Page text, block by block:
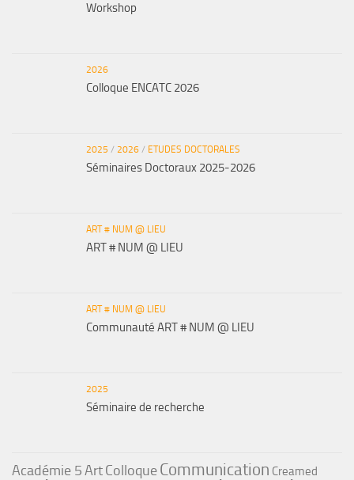
Workshop
2026
Colloque ENCATC 2026
2025 / 2026 / ETUDES DOCTORALES
Séminaires Doctoraux 2025-2026
ART # NUM @ LIEU
ART # NUM @ LIEU
ART # NUM @ LIEU
Communauté ART # NUM @ LIEU
2025
Séminaire de recherche
Académie 5ArtColloqueCommunication Creamed